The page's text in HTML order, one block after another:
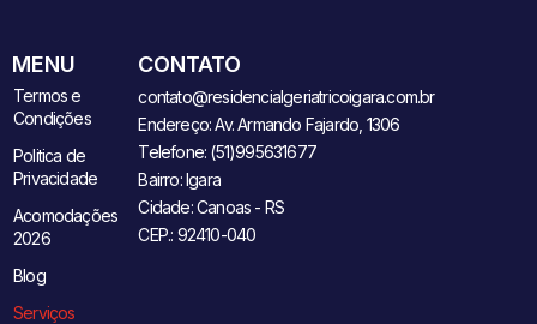
MENU
Termos e
Condições
Politica de
Privacidade
Acomodações
2026
Blog
Serviços
CONTATO
contato@residencialgeriatricoigara.com.br
Endereço: Av. Armando Fajardo, 1306
Telefone: (51)995631677
Bairro: Igara
Cidade: Canoas - RS
CEP.: 92410-040